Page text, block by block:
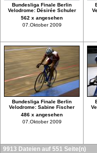
Bundesliga Finale Berlin
Velodrome: Désirée Schuler
562 x angesehen
07.Oktober 2009
Bundesliga Finale Berlin
Velodrome: Sabine Fischer
486 x angesehen
07.Oktober 2009
9913 Dateien auf 551 Seite(n)